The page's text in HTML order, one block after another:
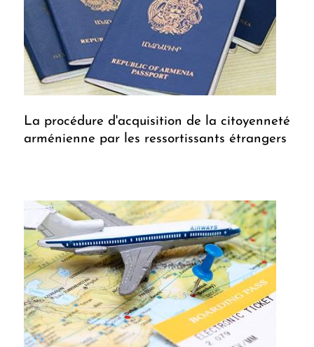
La procédure d'acquisition de la citoyenneté
arménienne par les ressortissants étrangers